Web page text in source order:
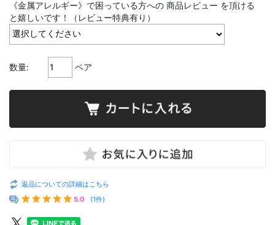
《金属アレルギー》で困っている方への 商品レビュー を頂ける
と嬉しいです！（レビュー特典有り）
数量: ペア
返品についての詳細はこちら
5.0
(1件)